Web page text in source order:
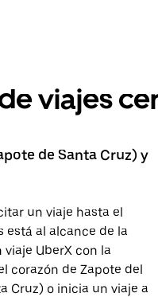
viajes
de Santa Cruz) y
un viaje hasta el
está al alcance de la
viaje UberX con la
corazón de Zapote del
Cruz) o inicia un viaje a